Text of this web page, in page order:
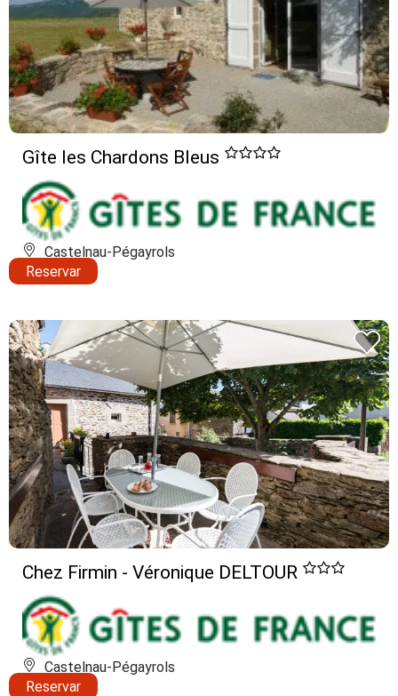
Gîte les Chardons Bleus
Castelnau-Pégayrols
Reservar
Chez Firmin - Véronique DELTOUR
Castelnau-Pégayrols
Reservar